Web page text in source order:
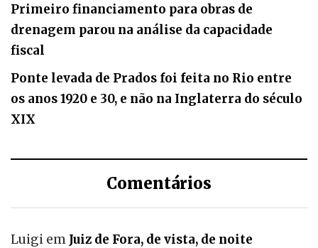
Primeiro financiamento para obras de
drenagem parou na análise da capacidade
fiscal
Ponte levada de Prados foi feita no Rio entre
os anos 1920 e 30, e não na Inglaterra do século
XIX
Comentários
Luigi em Juiz de Fora, de vista, de noite